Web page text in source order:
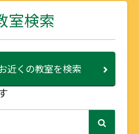
室検索
近くの教室を検索